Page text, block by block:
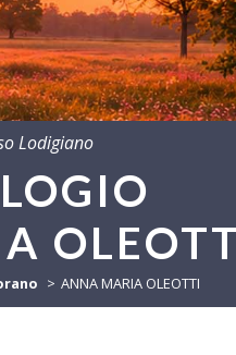
Lodigiano
ANNA MARIA OLEOTTI